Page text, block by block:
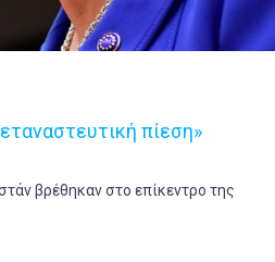
πίεση»
βρέθηκαν στο επίκεντρο της